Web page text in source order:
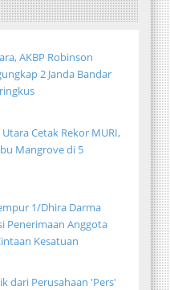
AKBP Robinson
2 Janda Bandar
Cetak Rekor MURI,
Mangrove di 5
1/Dhira Darma
Penerimaan Anggota
Kesatuan
dari Perusahaan 'Pers'